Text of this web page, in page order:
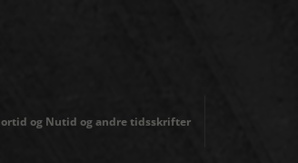
og Nutid og andre tidsskrifter